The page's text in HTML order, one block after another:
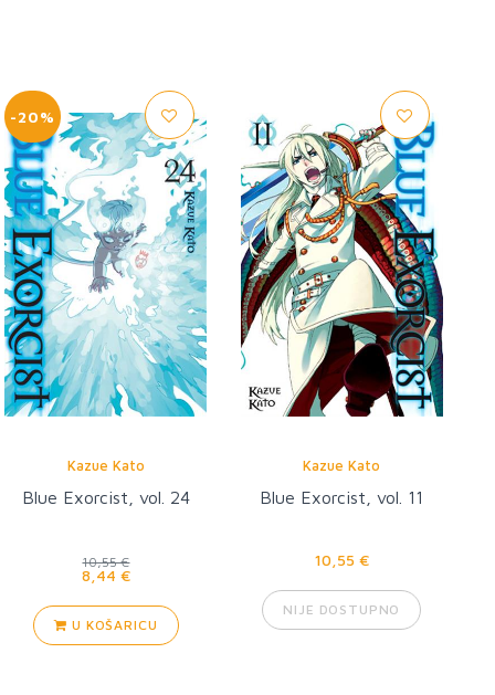
-20%
Kazue Kato
Blue Exorcist, vol. 24
10,55 €
8,44 €
U KOŠARICU
Kazue Kato
Blue Exorcist, vol. 11
10,55 €
NIJE DOSTUPNO